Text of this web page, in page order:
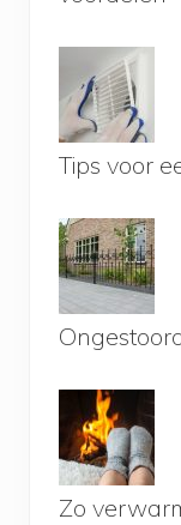
Tips voor
Zo